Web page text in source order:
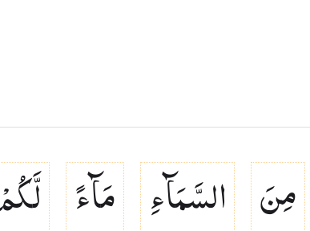
مِنَ السَّمَآءِ مَآءً